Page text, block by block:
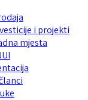
i projekti
mjesta